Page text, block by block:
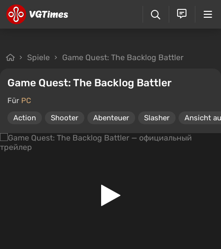
Spiele Game Quest: The Backlog Battler
Game Quest: The Backlog Battler
Für PC
Action
Shooter Abenteuer Slasher Ansicht